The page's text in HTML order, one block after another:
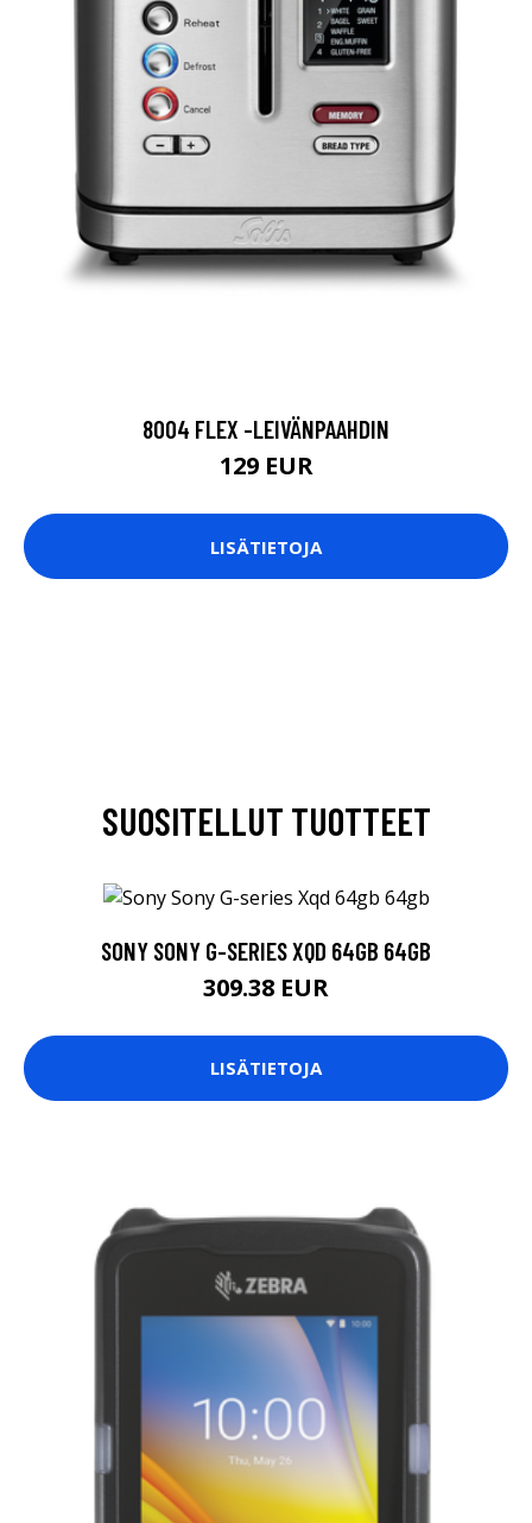
8004 FLEX -LEIVÄNPAAHDIN
129 EUR
LISÄTIETOJA
SUOSITELLUT TUOTTEET
SONY SONY G-SERIES XQD 64GB 64GB
309.38 EUR
LISÄTIETOJA